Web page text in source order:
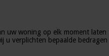
uw woning op elk moment
u verplichten bepaalde